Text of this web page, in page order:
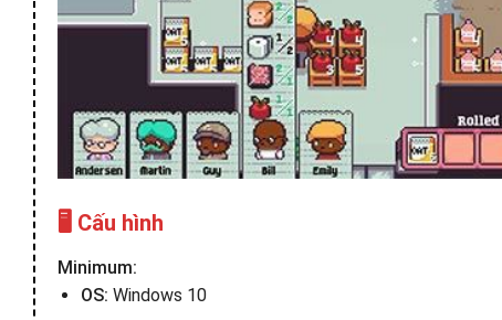
🖥️ Cấu hình
Minimum:
OS: Windows 10